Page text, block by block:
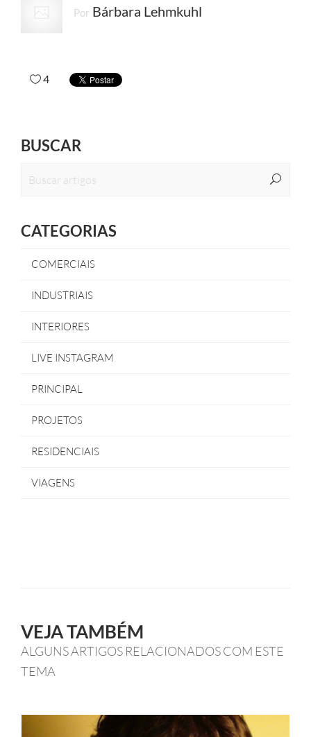
Por Bárbara Lehmkuhl
4
BUSCAR
CATEGORIAS
COMERCIAIS
INDUSTRIAIS
INTERIORES
LIVE INSTAGRAM
PRINCIPAL
PROJETOS
RESIDENCIAIS
VIAGENS
VEJA TAMBÉM
ALGUNS ARTIGOS RELACIONADOS COM ESTE
TEMA